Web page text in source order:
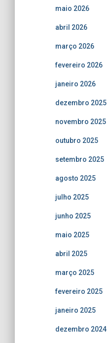
maio 2026
abril 2026
março 2026
fevereiro 2026
janeiro 2026
dezembro 2025
novembro 2025
outubro 2025
setembro 2025
agosto 2025
julho 2025
junho 2025
maio 2025
abril 2025
março 2025
fevereiro 2025
janeiro 2025
dezembro 2024